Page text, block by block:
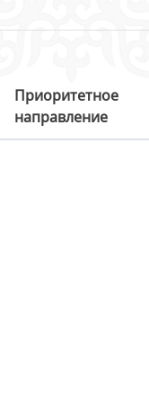
Приоритетное
направление